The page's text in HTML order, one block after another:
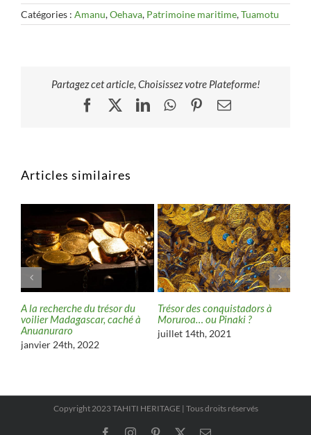
Catégories : Amanu,Oehava, Patrimoine maritime,Tuamotu
Partagez cet article, Choisissez votre Plateforme!
FacebookLinkedInWhatsApp
Pinterest
Email
Articles similaires
A la recherche du trésor du
voilier Madagascar, caché à
Anuanuraro
janvier 24th, 2022
Trésor des conquistadors à
Moruroa… ou Pinaki ?
juillet 14th, 2021
Copyright 2023 TAHITI HERITAGE | Tous droits réservés
FacebookInstagramPinterest Email